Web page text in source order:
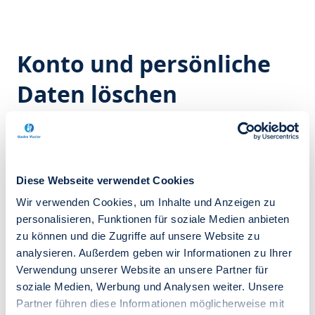
Diese Webseite verwendet Cookies
Wir verwenden Cookies, um Inhalte und Anzeigen zu
personalisieren, Funktionen für soziale Medien anbieten
zu können und die Zugriffe auf unsere Website zu
analysieren. Außerdem geben wir Informationen zu Ihrer
Verwendung unserer Website an unsere Partner für
soziale Medien, Werbung und Analysen weiter. Unsere
Partner führen diese Informationen möglicherweise mit
Konto und persönliche
Daten löschen
Sie können Ihr Benutzerkonto und die damit
Gehen Sie dazu wie folgt vor:
Melden Sie sich in Ihrem Benutzerkonto an.
Öffnen Sie den Bereich „Profil".
Klicken Sie auf „Mein Konto und meine Daten
löschen".
Sie erhalten anschließend per E-Mail einen
einmalig gültigen Bestätigungscode.